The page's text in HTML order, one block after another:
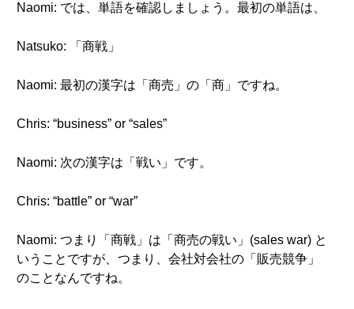
Naomi: では、単語を確認しましょう。最初の単語は、
Natsuko: 「商戦」
Naomi: 最初の漢字は「商売」の「商」ですね。
Chris: “business” or “sales”
Naomi: 次の漢字は「戦い」です。
Chris: “battle” or “war”
Naomi: つまり「商戦」は「商売の戦い」(sales war) と
いうことですが、つまり、会社対会社の「販売競争」
のことなんですね。